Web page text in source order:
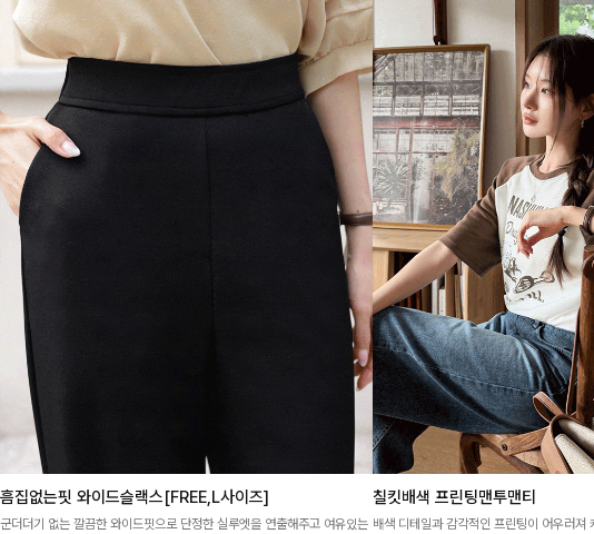
흠집없는핏 와이드슬랙스[FREE,L사이즈]
군더더기 없는 깔끔한 와이드핏으로 단정한 실루엣을 연출해주고 여유있는
칠킷배색 프린팅맨투맨티
배색 디테일과 감각적인 프린팅이 어우러져